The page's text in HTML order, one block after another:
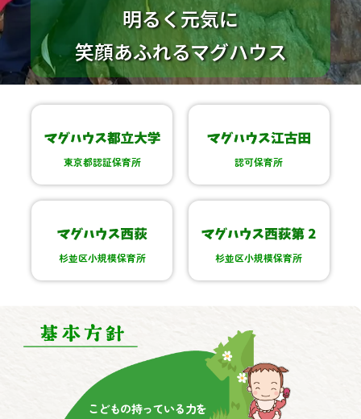
明るく元気に
笑顔あふれるマグハウス
東京都認証保育所 認可保育所
杉並区小規模保育所 杉並区小規模保育所
こどもの持っている力を